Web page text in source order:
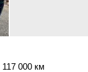
117 000 км